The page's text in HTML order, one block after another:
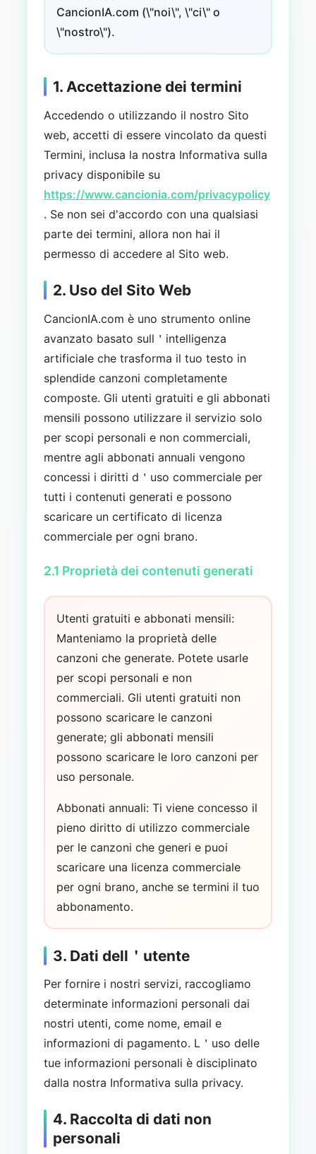
CancionIA.com (\"noi\", \"ci\" o
\"nostro\").
1. Accettazione dei termini
Accedendo o utilizzando il nostro Sito
web, accetti di essere vincolato da questi
Termini, inclusa la nostra Informativa sulla
privacy disponibile su
https://www.cancionia.com/privacypolicy
. Se non sei d'accordo con una qualsiasi
parte dei termini, allora non hai il
permesso di accedere al Sito web.
2. Uso del Sito Web
CancionIA.com è uno strumento online
avanzato basato sull＇intelligenza
artificiale che trasforma il tuo testo in
splendide canzoni completamente
composte. Gli utenti gratuiti e gli abbonati
mensili possono utilizzare il servizio solo
per scopi personali e non commerciali,
mentre agli abbonati annuali vengono
concessi i diritti d＇uso commerciale per
tutti i contenuti generati e possono
scaricare un certificato di licenza
commerciale per ogni brano.
2.1 Proprietà dei contenuti generati
Utenti gratuiti e abbonati mensili:
Manteniamo la proprietà delle
canzoni che generate. Potete usarle
per scopi personali e non
commerciali. Gli utenti gratuiti non
possono scaricare le canzoni
generate; gli abbonati mensili
possono scaricare le loro canzoni per
uso personale.
Abbonati annuali: Ti viene concesso il
pieno diritto di utilizzo commerciale
per le canzoni che generi e puoi
scaricare una licenza commerciale
per ogni brano, anche se termini il tuo
abbonamento.
3. Dati dell＇utente
Per fornire i nostri servizi, raccogliamo
determinate informazioni personali dai
nostri utenti, come nome, email e
informazioni di pagamento. L＇uso delle
tue informazioni personali è disciplinato
dalla nostra Informativa sulla privacy.
4. Raccolta di dati non
personali